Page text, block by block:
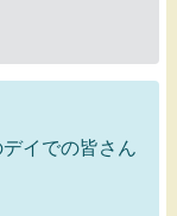
イでの皆さん